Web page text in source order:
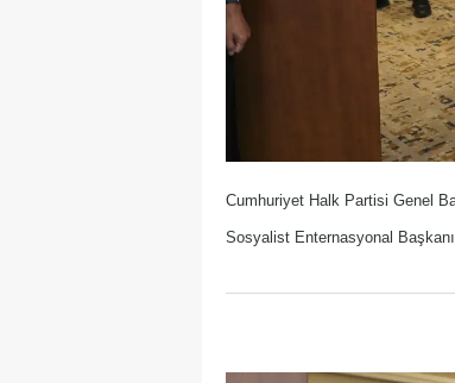
Cumhuriyet Halk Partisi Genel
Sosyalist Enternasyonal